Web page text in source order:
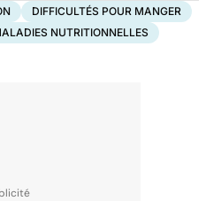
DIFFICULTÉS POUR MANGER
NUTRITIONNELLES